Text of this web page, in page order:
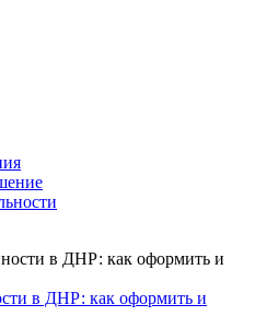
в ДНР: как оформить и